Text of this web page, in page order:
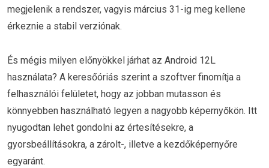
megjelenik a rendszer, vagyis március 31-ig meg kellene
érkeznie a stabil verziónak.
És mégis milyen előnyökkel járhat az Android 12L
használata? A keresőóriás szerint a szoftver finomítja a
felhasználói felületet, hogy az jobban mutasson és
könnyebben használható legyen a nagyobb képernyőkön. Itt
nyugodtan lehet gondolni az értesítésekre, a
gyorsbeállításokra, a zárolt-, illetve a kezdőképernyőre
egyaránt.